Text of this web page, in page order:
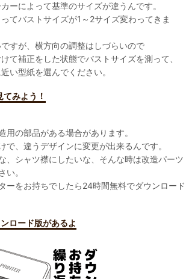
ーによって基準のサイズが違うんです。
てバストサイズが1～2サイズ変わってきま
すが、横方向の調整はしづらいので
て補正をした状態でバストサイズを測って、
い型紙を選んでください。
てみよう！
用の部品がある場合があります。
で、違うデザインに変更が出来るんです。
、シャツ襟にしたいな、そんな時は改造パーツ
い。
ーをお持ちでしたら24時間無料でダウンロード
ロード版があるよ